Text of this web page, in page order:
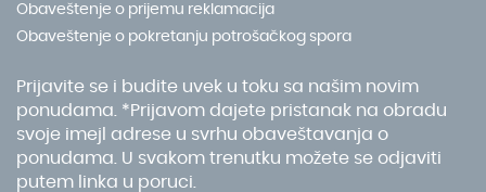
Obaveštenje o prijemu reklamacija
Obaveštenje o pokretanju potrošačkog spora
Prijavite se i budite uvek u toku sa našim novim
ponudama. *Prijavom dajete pristanak na obradu
svoje imejl adrese u svrhu obaveštavanja o
ponudama. U svakom trenutku možete se odjaviti
putem linka u poruci.